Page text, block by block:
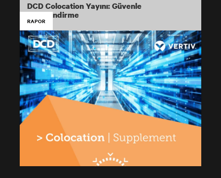
DCD Colocation Yayını: Güvenle
ölçeklendirme
RAPOR